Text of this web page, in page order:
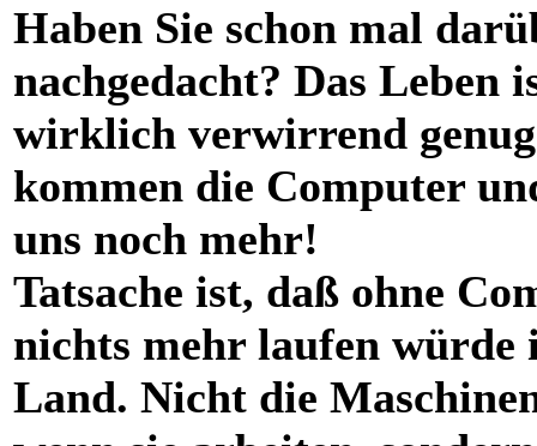
Haben Sie schon mal
nachgedacht? Das Leben
wirklich verwirrend
kommen die Computer
uns noch mehr!
Tatsache ist, daß ohne
nichts mehr laufen würde
Land. Nicht die